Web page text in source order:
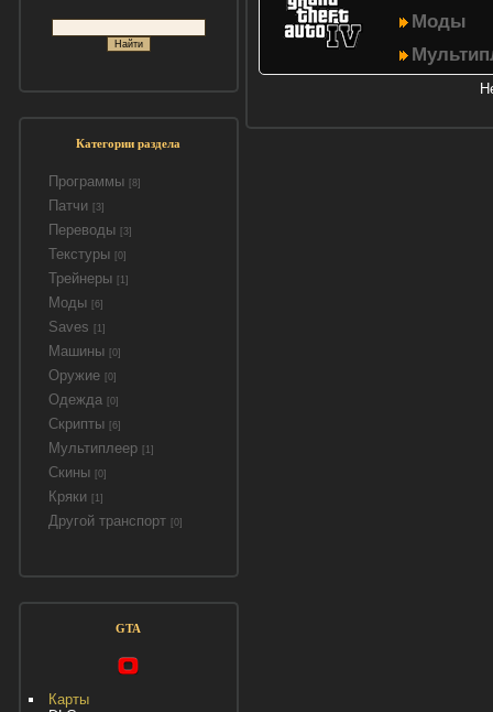
Категории раздела
Программы [8]
Патчи [3]
Переводы [3]
Текстуры [0]
Трейнеры [1]
Моды [6]
Saves [1]
Машины [0]
Оружие [0]
Одежда [0]
Скрипты [6]
Мультиплеер [1]
Скины [0]
Кряки [1]
Другой транспорт [0]
GTA
Карты
Моды